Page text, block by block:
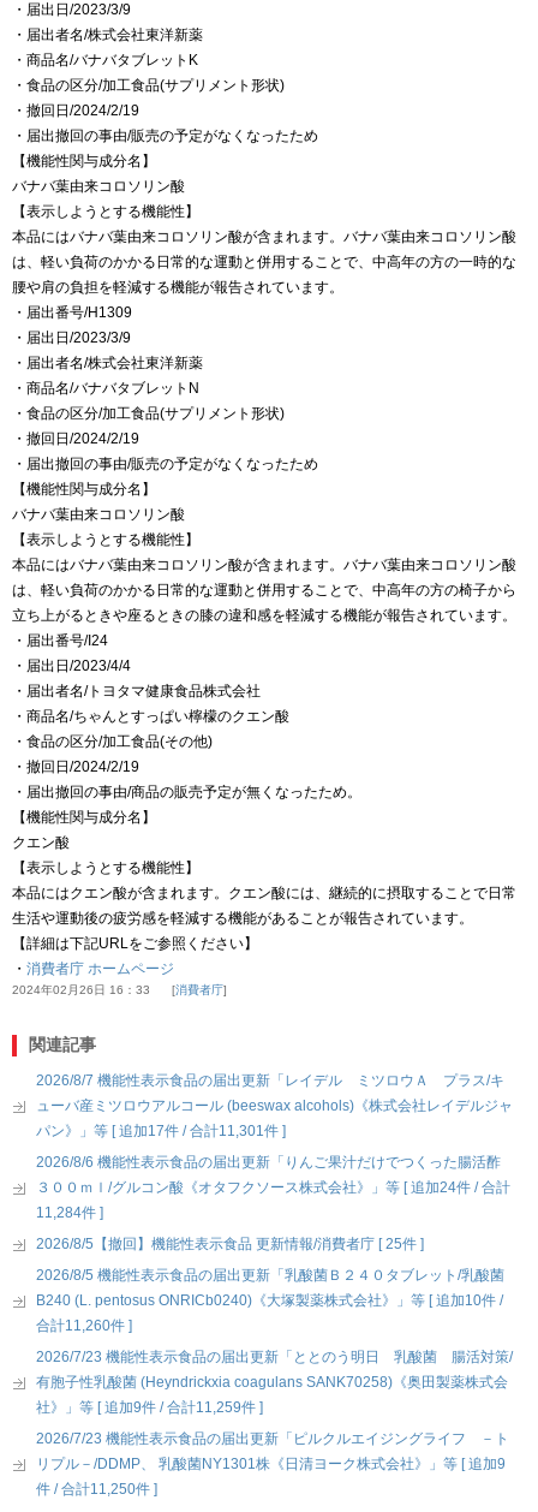
・届出日/2023/3/9
・届出者名/株式会社東洋新薬
・商品名/バナバタブレットK
・食品の区分/加工食品(サプリメント形状)
・撤回日/2024/2/19
・届出撤回の事由/販売の予定がなくなったため
【機能性関与成分名】
バナバ葉由来コロソリン酸
【表示しようとする機能性】
本品にはバナバ葉由来コロソリン酸が含まれます。バナバ葉由来コロソリン酸
は、軽い負荷のかかる日常的な運動と併用することで、中高年の方の一時的な
腰や肩の負担を軽減する機能が報告されています。
・届出番号/H1309
・届出日/2023/3/9
・届出者名/株式会社東洋新薬
・商品名/バナバタブレットN
・食品の区分/加工食品(サプリメント形状)
・撤回日/2024/2/19
・届出撤回の事由/販売の予定がなくなったため
【機能性関与成分名】
バナバ葉由来コロソリン酸
【表示しようとする機能性】
本品にはバナバ葉由来コロソリン酸が含まれます。バナバ葉由来コロソリン酸
は、軽い負荷のかかる日常的な運動と併用することで、中高年の方の椅子から
立ち上がるときや座るときの膝の違和感を軽減する機能が報告されています。
・届出番号/I24
・届出日/2023/4/4
・届出者名/トヨタマ健康食品株式会社
・商品名/ちゃんとすっぱい檸檬のクエン酸
・食品の区分/加工食品(その他)
・撤回日/2024/2/19
・届出撤回の事由/商品の販売予定が無くなったため。
【機能性関与成分名】
クエン酸
【表示しようとする機能性】
本品にはクエン酸が含まれます。クエン酸には、継続的に摂取することで日常
生活や運動後の疲労感を軽減する機能があることが報告されています。
【詳細は下記URLをご参照ください】
・ 消費者庁 ホームページ
2024年02月26日 16：33 消費者庁
関連記事
2026/8/7 機能性表示食品の届出更新「レイデル ミツロウＡ プラス/キ
ューバ産ミツロウアルコール (beeswax alcohols)《株式会社レイデルジャ
パン》」等 [ 追加17件 / 合計11,301件 ]
2026/8/6 機能性表示食品の届出更新「りんご果汁だけでつくった腸活酢
３００ｍｌ/グルコン酸《オタフクソース株式会社》」等 [ 追加24件 / 合計
11,284件 ]
2026/8/5【撤回】機能性表示食品 更新情報/消費者庁 [ 25件 ]
2026/8/5 機能性表示食品の届出更新「乳酸菌Ｂ２４０タブレット/乳酸菌
B240 (L. pentosus ONRICb0240)《大塚製薬株式会社》」等 [ 追加10件 /
合計11,260件 ]
2026/7/23 機能性表示食品の届出更新「ととのう明日 乳酸菌 腸活対策/
有胞子性乳酸菌 (Heyndrickxia coagulans SANK70258)《奥田製薬株式会
社》」等 [ 追加9件 / 合計11,259件 ]
2026/7/23 機能性表示食品の届出更新「ピルクルエイジングライフ －ト
リプル－/DDMP、 乳酸菌NY1301株《日清ヨーク株式会社》」等 [ 追加9
件 / 合計11,250件 ]